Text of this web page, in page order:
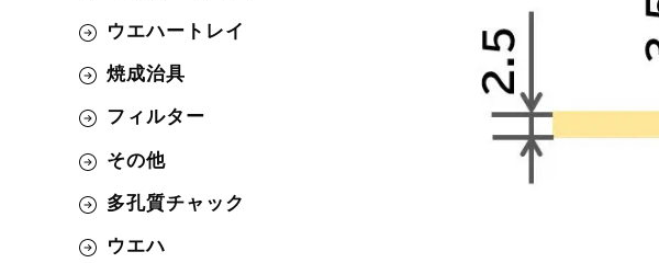
ウエハートレイ
焼成治具
フィルター
その他
多孔質チャック
ウエハ